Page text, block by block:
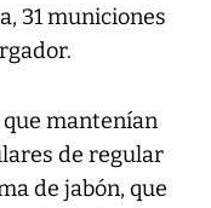
31 municiones
que mantenían
de regular
de jabón, que